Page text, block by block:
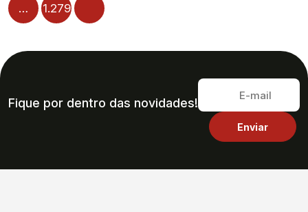
… 1.279
Fique por dentro das novidades!